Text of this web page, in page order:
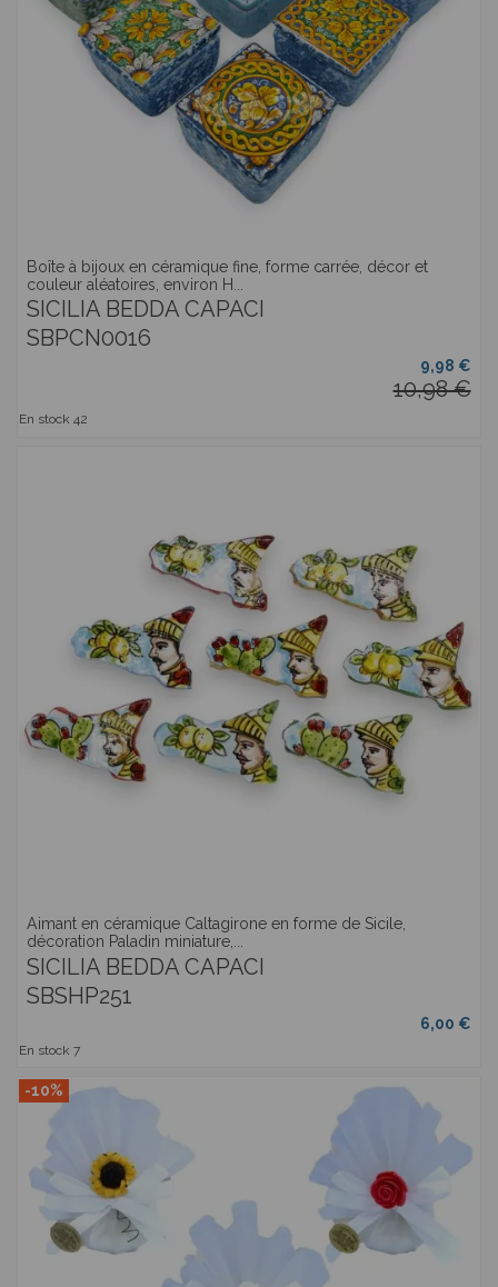
Boîte à bijoux en céramique fine, forme carrée, décor et
couleur aléatoires, environ H...
SICILIA BEDDA CAPACI
SBPCN0016
9,98 €
10,98 €
En stock 42
Aimant en céramique Caltagirone en forme de Sicile,
décoration Paladin miniature,...
SICILIA BEDDA CAPACI
SBSHP251
6,00 €
En stock 7
-10%